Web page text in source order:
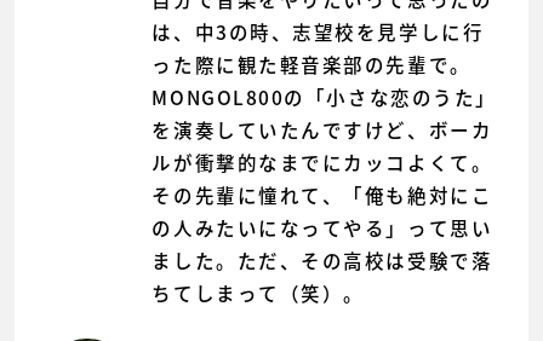
は、中3の時、志望校を見学しに行
った際に観た軽音楽部の先輩で。
MONGOL800の「小さな恋のうた」
を演奏していたんですけど、ボーカ
ルが衝撃的なまでにカッコよくて。
その先輩に憧れて、「俺も絶対にこ
の人みたいになってやる」って思い
ました。ただ、その高校は受験で落
ちてしまって（笑）。